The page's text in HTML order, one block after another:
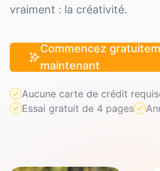
vraiment : la créativité.
Commencez
maintenant
Aucune carte de crédit
Essai gratuit de 4 pages